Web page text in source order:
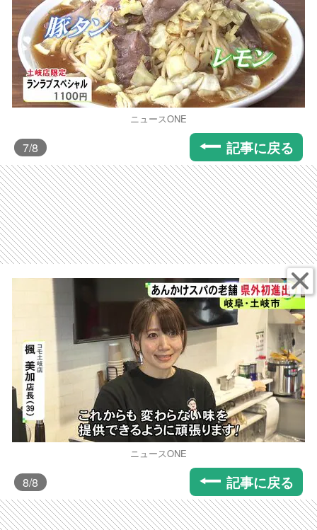
ニュースONE
7/8 記事に戻る
ニュースONE
8/8 記事に戻る